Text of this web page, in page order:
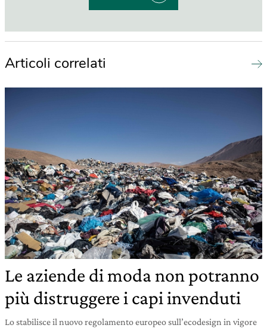
Articoli correlati
Le aziende di moda non potranno
più distruggere i capi invenduti
Lo stabilisce il nuovo regolamento europeo sull’ecodesign in vigore